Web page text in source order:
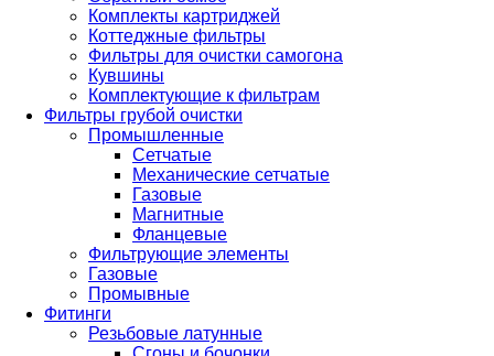
Комплекты картриджей
Коттеджные фильтры
Фильтры для очистки самогона
Кувшины
Комплектующие к фильтрам
Фильтры грубой очистки
Промышленные
Сетчатые
Механические сетчатые
Газовые
Магнитные
Фланцевые
Фильтрующие элементы
Газовые
Промывные
Фитинги
Резьбовые латунные